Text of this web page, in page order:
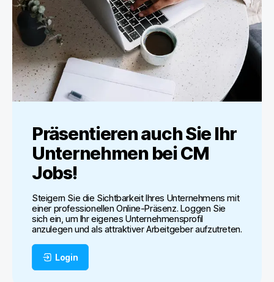
Präsentieren auch Sie Ihr
Unternehmen beiCM
Jobs!
Steigern Sie die Sichtbarkeit Ihres Unternehmens mit
einer professionellen Online-Präsenz. Loggen Sie
sich ein, um Ihr eigenes Unternehmensprofil
anzulegen und als attraktiver Arbeitgeber aufzutreten.
Login